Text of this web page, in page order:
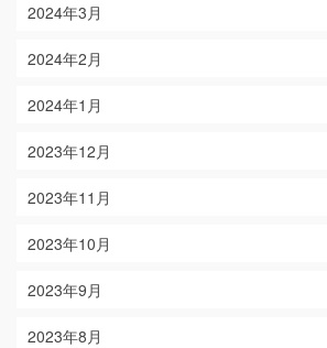
2024年3月
2024年2月
2024年1月
2023年12月
2023年11月
2023年10月
2023年9月
2023年8月